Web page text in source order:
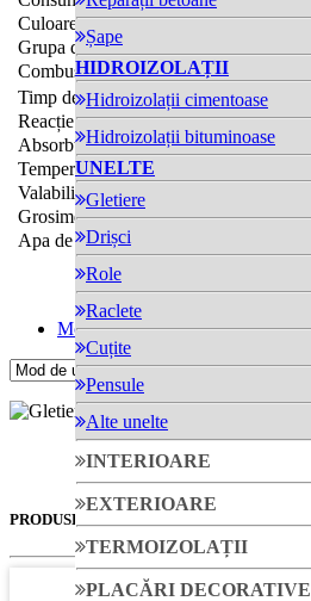
Șape
HIDROIZOLAȚII
Hidroizolații cimentoase
Hidroizolații bituminoase
UNELTE
Gletiere
Drișci
Role
Raclete
Cuțite
Pensule
Alte unelte
INTERIOARE
EXTERIOARE
TERMOIZOLAȚII
PLACĂRI DECORATIVE
Culoare
alb
Grupa de mortare
Combustibilitate neinflamabil
Timp de aplicare
cca. 5 ore
Reacție la foc
A1
Absorbție de apă
W1 (EN 998-1)
Temperatura de lucru
Valabilitate
Grosime
3 mm
Apa de omogenizare
Mod de utilizare
Gletieră
PRODUSE SIMILARE